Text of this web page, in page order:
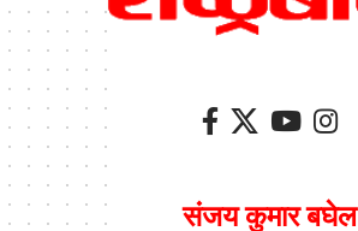
संजय कुमार बघेल